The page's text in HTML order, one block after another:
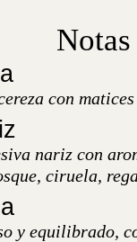
con
nariz con
ciruela,
y equilibrado,